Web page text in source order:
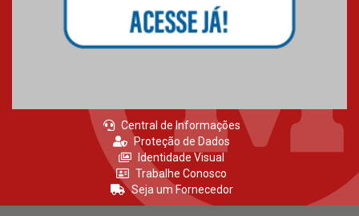
Central de Informações
Proteção de Dados
Identidade Visual
Trabalhe Conosco
Seja um Fornecedor